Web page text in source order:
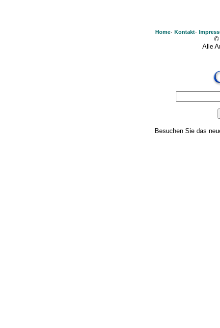
Home· Kontakt·
©
Alle
Besuchen Sie das